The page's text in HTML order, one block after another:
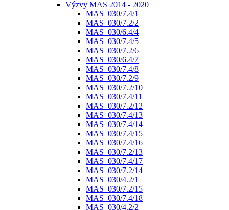
Výzvy MAS 2014 - 2020
MAS_030/7.4/1
MAS_030/7.2/2
MAS_030/6.4/4
MAS_030/7.4/5
MAS_030/7.2/6
MAS_030/6.4/7
MAS_030/7.4/8
MAS_030/7.2/9
MAS_030/7.2/10
MAS_030/7.4/11
MAS_030/7.2/12
MAS_030/7.4/13
MAS_030/7.4/14
MAS_030/7.4/15
MAS_030/7.4/16
MAS_030/7.2/13
MAS_030/7.4/17
MAS_030/7.2/14
MAS_030/4.2/1
MAS_030/7.2/15
MAS_030/7.4/18
MAS_030/4.2/2